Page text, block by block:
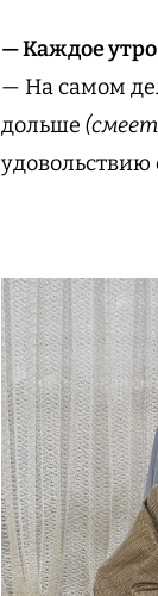
— Каждое
— На самом
дольше
удовольствию